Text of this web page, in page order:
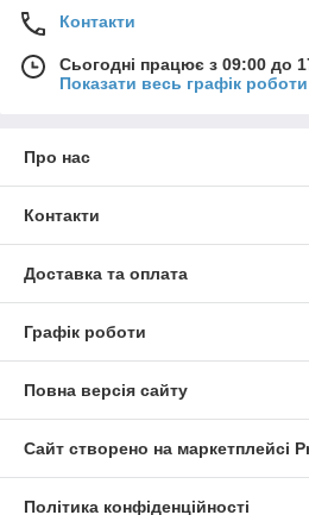
Контакти
Сьогодні працює з 09:00 до
Показати весь графік роботи
Про нас
Контакти
Доставка та оплата
Графік роботи
Повна версія сайту
Сайт створено на маркетплейсі
Політика конфіденційності